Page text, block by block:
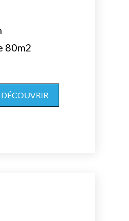
80m2
DÉCOUVRIR